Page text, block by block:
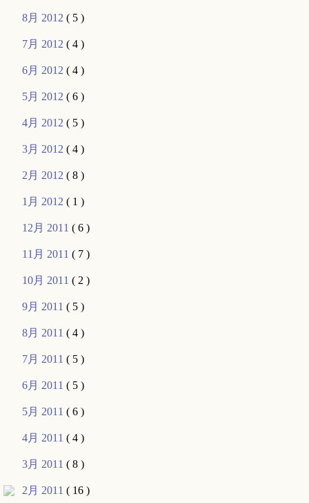
8月 2012( 5 )
7月 2012( 4 )
6月 2012( 4 )
5月 2012( 6 )
4月 2012( 5 )
3月 2012( 4 )
2月 2012( 8 )
1月 2012( 1 )
12月 2011( 6 )
11月 2011( 7 )
10月 2011( 2 )
9月 2011( 5 )
8月 2011( 4 )
7月 2011( 5 )
6月 2011( 5 )
5月 2011( 6 )
4月 2011( 4 )
3月 2011( 8 )
2月 2011( 16 )